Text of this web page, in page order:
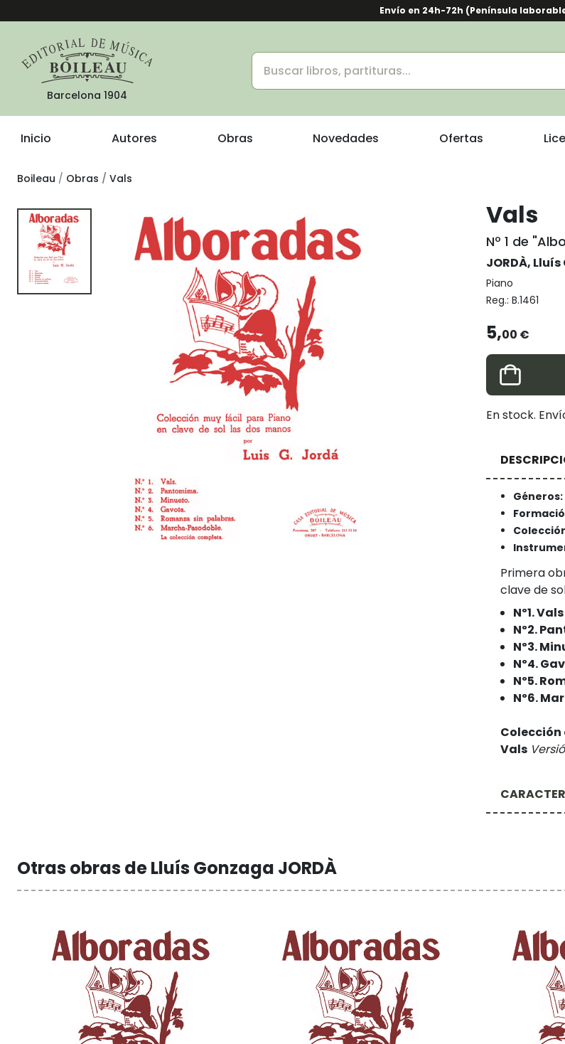
Envío en 24h-72h (Península
Barcelona 1904
Inicio Autores Obras Novedades Ofertas
Boileau Obras Vals
Vals
Nº 1 de
JORDÀ,
Piano
Reg.: B.1461
5,00 €
En stock.
Géneros:
Primera
clave de
Nº1. Vals
Nº2.
Nº3.
Nº4.
Nº5.
Nº6.
Vals
Otras obras de Lluís Gonzaga JORDÀ